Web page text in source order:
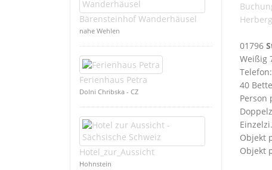
Bärensteinhof Wanderhäusel
nahe Wehlen
Ferienhaus Petra
Dolni Chribska - CZ
Hotel_zur_Aussicht
Hohnstein
01796
Weißig
40
Person
Objekt
Objekt